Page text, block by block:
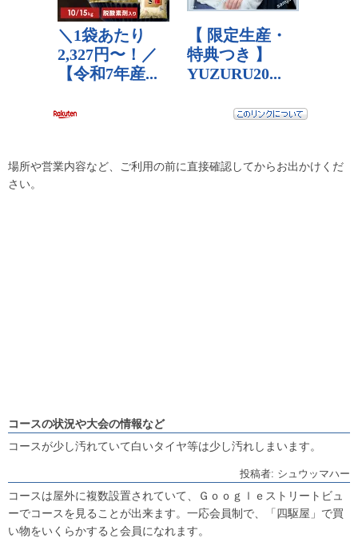
場所や営業内容など、ご利用の前に直接確認してからお出かけくだ
さい。
コースの状況や大会の情報など
コースが少し汚れていて白いタイヤ等は少し汚れしまいます。
投稿者: シュウッマハー
コースは屋外に複数設置されていて、Ｇｏｏｇｌｅストリートビュ
ーでコースを見ることが出来ます。一応会員制で、「四駆屋」で買
い物をいくらかすると会員になれます。